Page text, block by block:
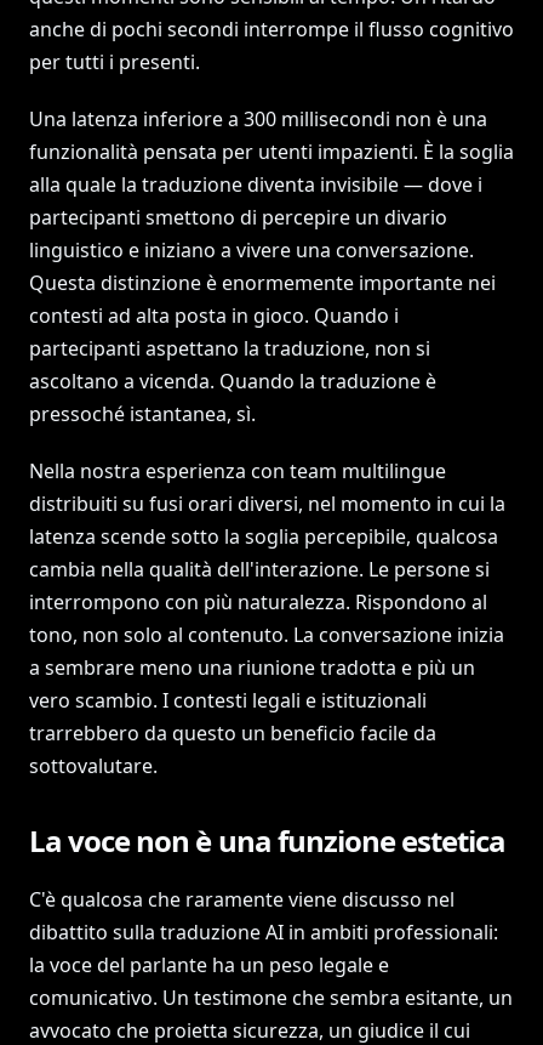
anche di pochi secondi interrompe il flusso cognitivo
per tutti i presenti.
Una latenza inferiore a 300 millisecondi non è una
funzionalità pensata per utenti impazienti. È la soglia
alla quale la traduzione diventa invisibile — dove i
partecipanti smettono di percepire un divario
linguistico e iniziano a vivere una conversazione.
Questa distinzione è enormemente importante nei
contesti ad alta posta in gioco. Quando i
partecipanti aspettano la traduzione, non si
ascoltano a vicenda. Quando la traduzione è
pressoché istantanea, sì.
Nella nostra esperienza con team multilingue
distribuiti su fusi orari diversi, nel momento in cui la
latenza scende sotto la soglia percepibile, qualcosa
cambia nella qualità dell'interazione. Le persone si
interrompono con più naturalezza. Rispondono al
tono, non solo al contenuto. La conversazione inizia
a sembrare meno una riunione tradotta e più un
vero scambio. I contesti legali e istituzionali
trarrebbero da questo un beneficio facile da
sottovalutare.
La voce non è una funzione estetica
C'è qualcosa che raramente viene discusso nel
dibattito sulla traduzione AI in ambiti professionali:
la voce del parlante ha un peso legale e
comunicativo. Un testimone che sembra esitante, un
avvocato che proietta sicurezza, un giudice il cui